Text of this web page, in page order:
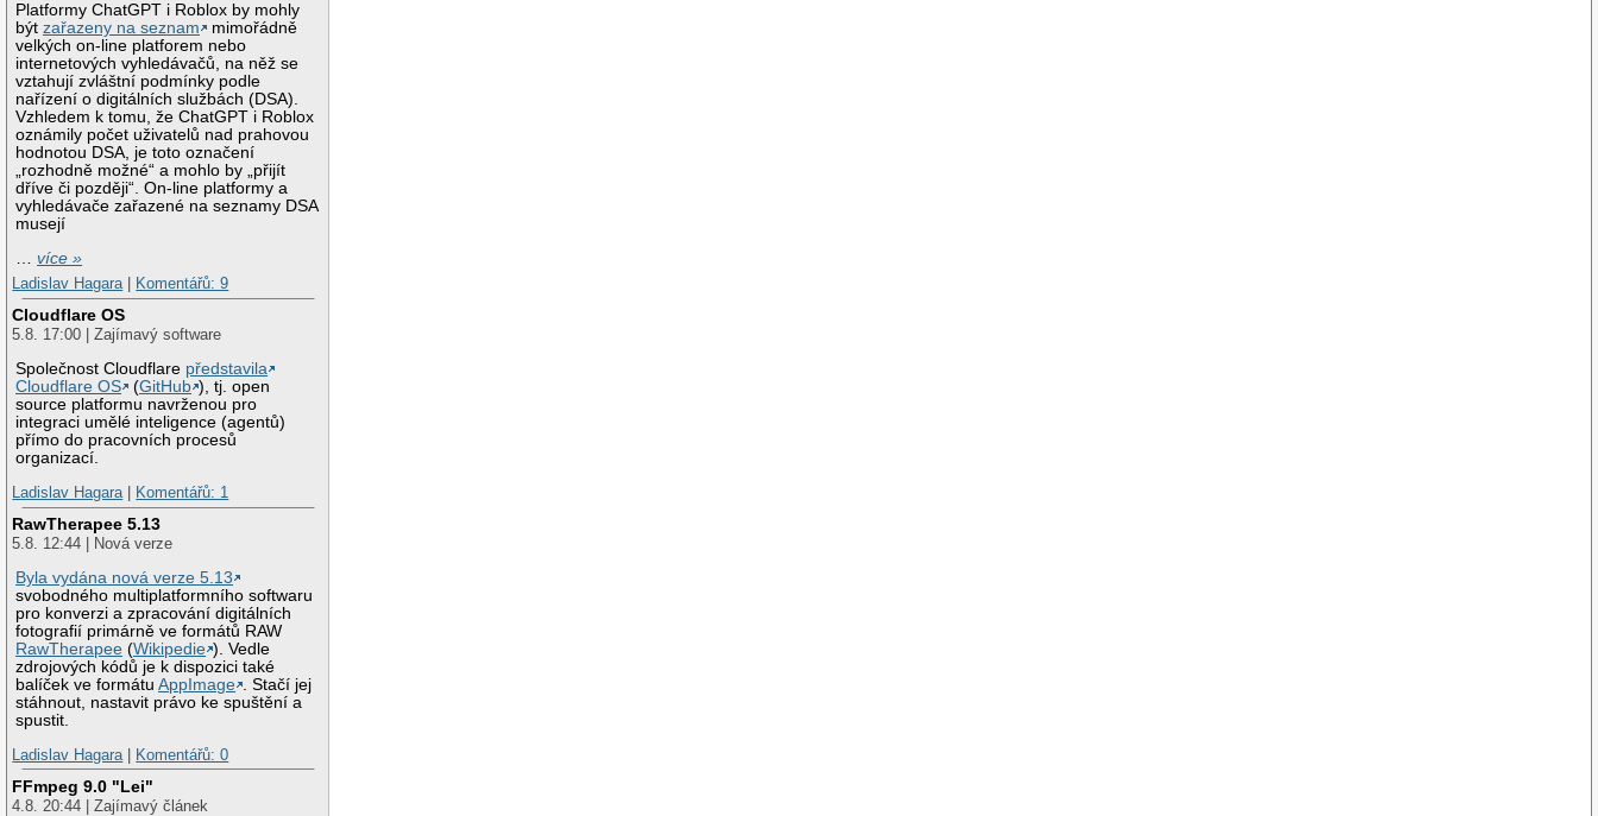
Platformy ChatGPT i Roblox by mohly
býtzařazeny na seznam
mimořádně
velkých on-line platforem nebo
internetových vyhledávačů, na něž se
vztahují zvláštní podmínky podle
nařízení o digitálních službách (DSA).
Vzhledem k tomu, že ChatGPT i Roblox
oznámily počet uživatelů nad prahovou
hodnotou DSA, je toto označení
„rozhodně možné“ a mohlo by „přijít
dříve či později“. On-line platformy a
vyhledávače zařazené na seznamy DSA
musejí
…více »
Ladislav Hagara| Komentářů: 9
Cloudflare OS
5.8. 17:00 | Zajímavý software
Společnost Cloudflare představila
Cloudflare OS
(GitHub ), tj. open
source platformu navrženou pro
integraci umělé inteligence (agentů)
přímo do pracovních procesů
organizací.
Ladislav Hagara| Komentářů: 1
RawTherapee 5.13
5.8. 12:44 | Nová verze
Byla vydána nová verze 5.13
svobodného multiplatformního softwaru
pro konverzi a zpracování digitálních
fotografií primárně ve formátů RAW
RawTherapee (Wikipedie ). Vedle
zdrojových kódů je k dispozici také
balíček ve formátuAppImage
. Stačí jej
stáhnout, nastavit právo ke spuštění a
spustit.
Ladislav Hagara| Komentářů: 0
FFmpeg 9.0 "Lei"
4.8. 20:44 | Zajímavý článek